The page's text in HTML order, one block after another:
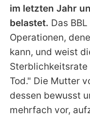
im letzten Jahr
belastet. Das
Operationen,
kann, und weist
Tod." Die Mutter
dessen bewusst
mehrfach vor,